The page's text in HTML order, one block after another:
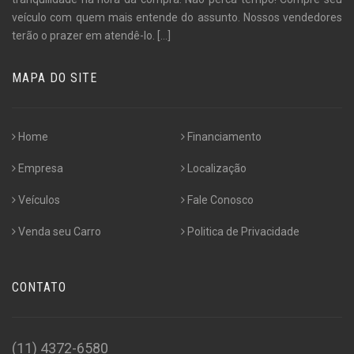
veículo com quem mais entende do assunto. Nossos vendedores
terão o prazer em atendê-lo.
MAPA DO SITE
Home
Empresa
Veículos
Venda seu Carro
Financiamento
Localização
Fale Conosco
Politica de Privacidade
CONTATO
(11) 4372-6580